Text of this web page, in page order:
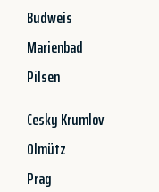
Budweis
Marienbad
Pilsen
Cesky Krumlov
Olmütz
Prag